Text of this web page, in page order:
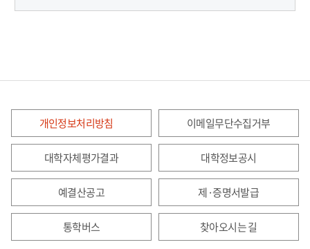
개인정보처리방침 이메일무단수집거부
대학자체평가결과 대학정보공시
예결산공고 제·증명서발급
통학버스 찾아오시는 길